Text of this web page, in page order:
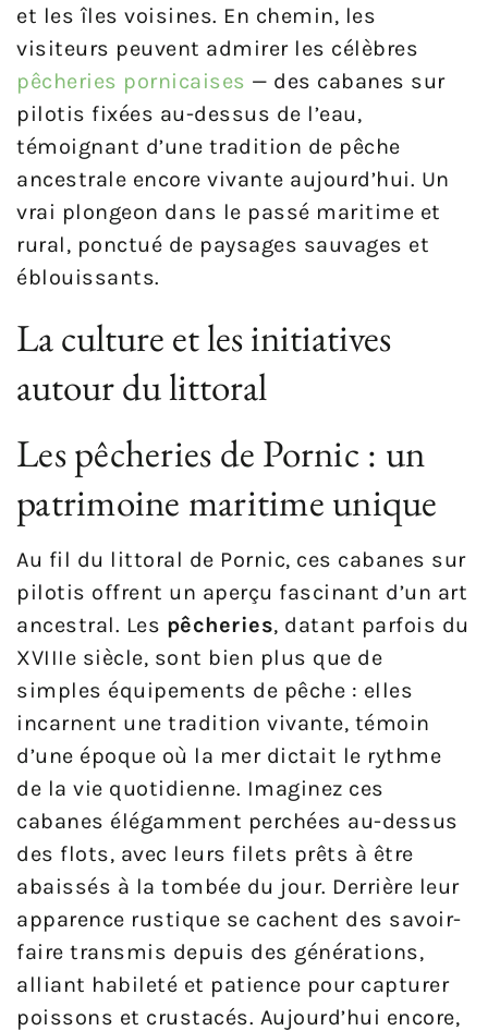
et les îles voisines. En chemin, les
visiteurs peuvent admirer les célèbres
pêcheries pornicaises — des cabanes sur
pilotis fixées au-dessus de l’eau,
témoignant d’une tradition de pêche
ancestrale encore vivante aujourd’hui. Un
vrai plongeon dans le passé maritime et
rural, ponctué de paysages sauvages et
éblouissants.
La culture et les initiatives
autour du littoral
Les pêcheries de Pornic : un
patrimoine maritime unique
Au fil du littoral de Pornic, ces cabanes sur
pilotis offrent un aperçu fascinant d’un art
ancestral. Les pêcheries, datant parfois du
XVIIIe siècle, sont bien plus que de
simples équipements de pêche : elles
incarnent une tradition vivante, témoin
d’une époque où la mer dictait le rythme
de la vie quotidienne. Imaginez ces
cabanes élégamment perchées au-dessus
des flots, avec leurs filets prêts à être
abaissés à la tombée du jour. Derrière leur
apparence rustique se cachent des savoir-
faire transmis depuis des générations,
alliant habileté et patience pour capturer
poissons et crustacés. Aujourd’hui encore,